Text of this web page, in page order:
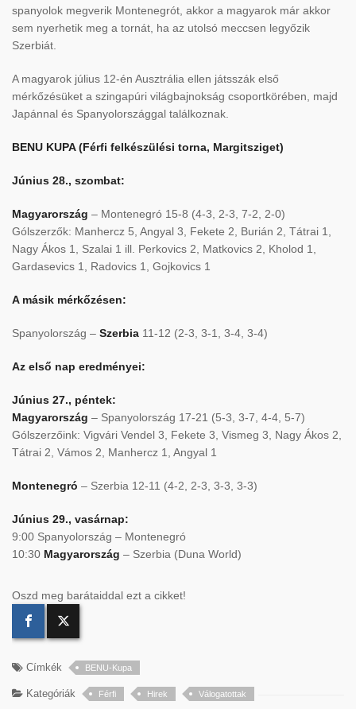
spanyolok megverik Montenegrót, akkor a magyarok már akkor
sem nyerhetik meg a tornát, ha az utolsó meccsen legyőzik
Szerbiát.
A magyarok július 12-én Ausztrália ellen játsszák első
mérkőzésüket a szingapúri világbajnokság csoportkörében, majd
Japánnal és Spanyolországgal találkoznak.
BENU KUPA (Férfi felkészülési torna, Margitsziget)
Június 28., szombat:
Magyarország – Montenegró 15-8 (4-3, 2-3, 7-2, 2-0)
Gólszerzők: Manhercz 5, Angyal 3, Fekete 2, Burián 2, Tátrai 1,
Nagy Ákos 1, Szalai 1 ill. Perkovics 2, Matkovics 2, Kholod 1,
Gardasevics 1, Radovics 1, Gojkovics 1
A másik mérkőzésen:
Spanyolország – Szerbia 11-12 (2-3, 3-1, 3-4, 3-4)
Az első nap eredményei:
Június 27., péntek:
Magyarország – Spanyolország 17-21 (5-3, 3-7, 4-4, 5-7)
Gólszerzőink: Vigvári Vendel 3, Fekete 3, Vismeg 3, Nagy Ákos 2,
Tátrai 2, Vámos 2, Manhercz 1, Angyal 1
Montenegró – Szerbia 12-11 (4-2, 2-3, 3-3, 3-3)
Június 29., vasárnap:
9:00 Spanyolország – Montenegró
10:30 Magyarország – Szerbia (Duna World)
Oszd meg barátaiddal ezt a cikket!
Címkék BENU-Kupa
Kategóriák Férfi Hirek Válogatottak